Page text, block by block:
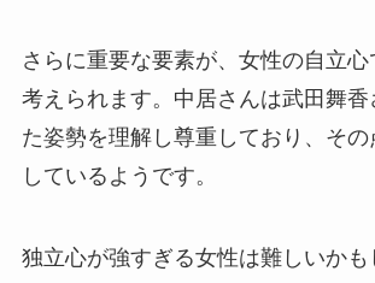
さらに重要な要素が、女性の自立心
考えられます。中居さんは武田舞香
た姿勢を理解し尊重しており、そ
しているようです。
独立心が強すぎる女性は難しいかも